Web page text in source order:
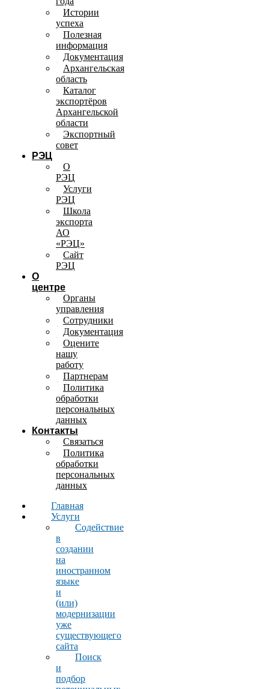
Истории
успеха
Полезная
информация
Документация
Архангельская
область
Каталог
экспортёров
Архангельской
области
Экспортный
совет
РЭЦ
О
РЭЦ
Услуги
РЭЦ
Школа
экспорта
АО
«РЭЦ»
Сайт
РЭЦ
О
центре
Органы
управления
Сотрудники
Документация
Оцените
нашу
работу
Партнерам
Политика
обработки
персональных
данных
Контакты
Связаться
Политика
обработки
персональных
данных
Главная
Услуги
Содействие
в
создании
на
иностранном
языке
и
(или)
модернизации
уже
существующего
сайта
Поиск
и
подбор